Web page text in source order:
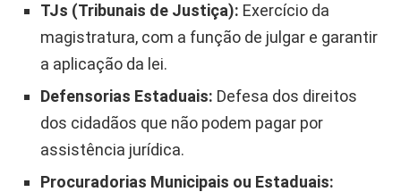
TJs (Tribunais de Justiça): Exercício da
magistratura, com a função de julgar e garantir
a aplicação da lei.
Defensorias Estaduais: Defesa dos direitos
dos cidadãos que não podem pagar por
assistência jurídica.
Procuradorias Municipais ou Estaduais: